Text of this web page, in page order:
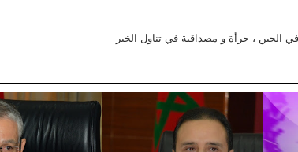
الحين ، جرأة و مصداقية في تناول الخبر